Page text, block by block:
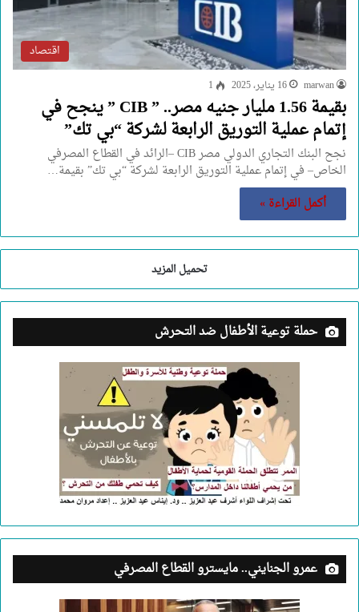
اقتصاد
marwan 16 يناير، 2025 1
بقيمة 1.56 مليار جنيه مصر.. ” CIB ” ينجح في
إتمام عملية التوريق الرابعة لشركة “بي تك”
نجح البنك التجاري الدولي مصر CIB –الرائد في القطاع المصرفي
الخاص– في إتمام عملية التوريق الرابعة لشركة “بي تك” بقيمة…
أكمل القراءة »
تحميل المزيد
حملة توعية الأطفال ضد التحرش
عمرو الجنايني.. مايسترو القطاع المصرفي